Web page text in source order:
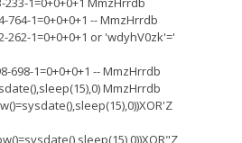
764-1=0+0+0+1 -- MmzHrrdb
262-1=0+0+0+1 or 'wdyhV0zk'='
698-1=0+0+0+1 -- MmzHrrdb
MmzHrrdb